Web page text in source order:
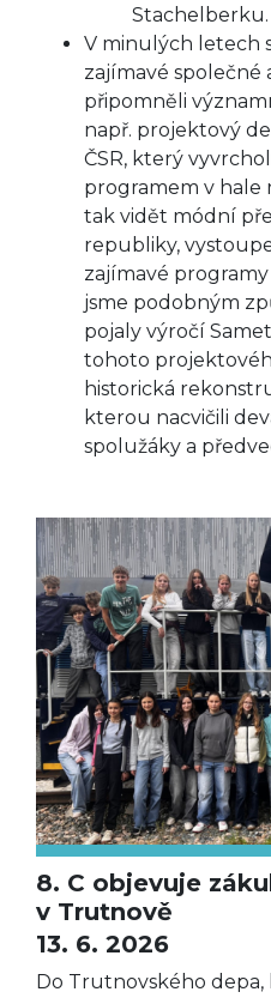
8. C objevuje
v Trutnově
13. 6. 2026
Do Trutnovského depa,
Stachelberku.
V minulých letech
zajímavé společné
připomněli
např. projektový
ČSR, který
programem v hale
tak vidět módní
republiky,
zajímavé
jsme podobným
pojaly výročí
tohoto
historická
kterou nacvičili
spolužáky a